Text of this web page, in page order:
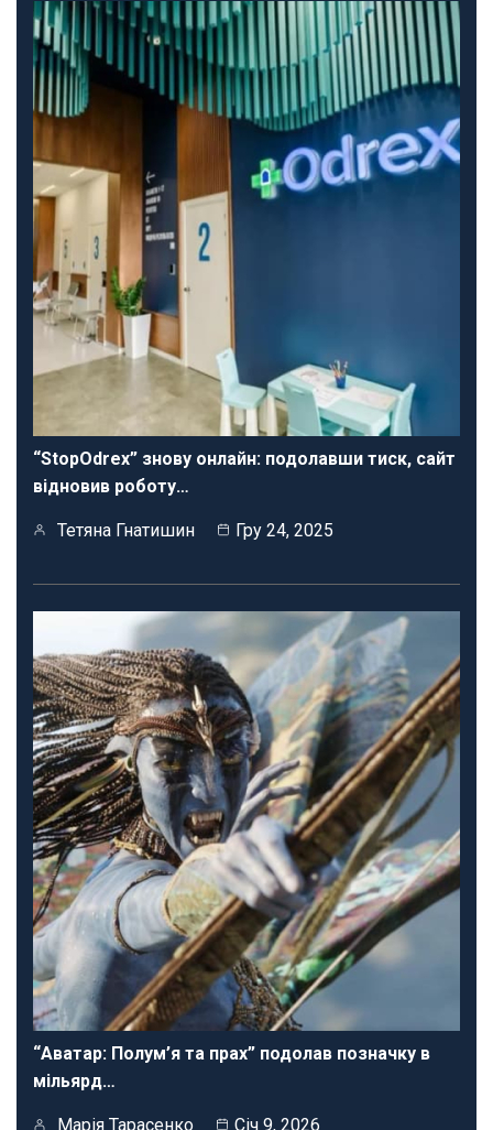
“StopOdrex” знову онлайн: подолавши тиск, сайт
відновив роботу…
Тетяна Гнатишин Гру 24, 2025
“Аватар: Полум’я та прах” подолав позначку в
мільярд…
Марія Тарасенко Січ 9, 2026